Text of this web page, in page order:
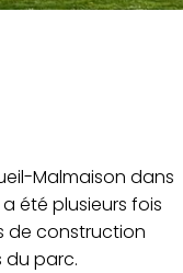
Malmaison dans
été plusieurs fois
de construction
du parc.